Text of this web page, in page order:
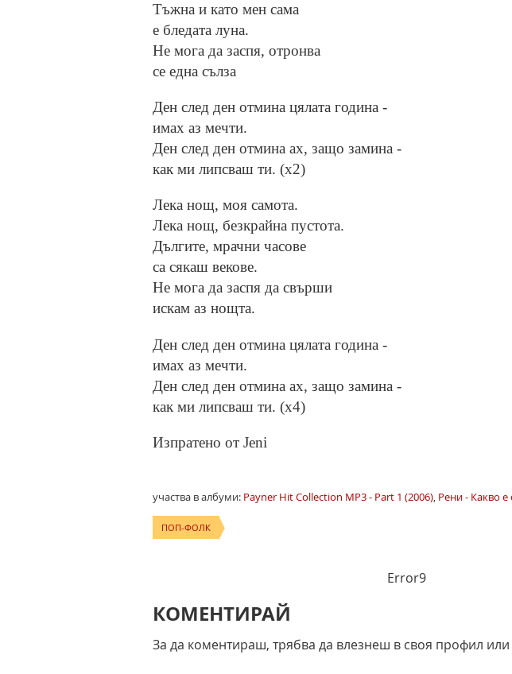
Тъжна и като мен сама
е бледата луна.
Не мога да заспя, отронва
се една сълза
Ден след ден отмина цялата година -
имах аз мечти.
Ден след ден отмина ах, защо замина -
как ми липсваш ти. (х2)
Лека нощ, моя самота.
Лека нощ, безкрайна пустота.
Дългите, мрачни часове
са сякаш векове.
Не мога да заспя да свърши
искам аз нощта.
Ден след ден отмина цялата година -
имах аз мечти.
Ден след ден отмина ах, защо замина -
как ми липсваш ти. (х4)
Изпратено от Jeni
участва в албуми: Payner Hit Collection MP3 - Part 1 (2006), Рени - Какво е
ПОП-ФОЛК
Error9
КОМЕНТИРАЙ
За да коментираш, трябва да влезнеш в своя профил